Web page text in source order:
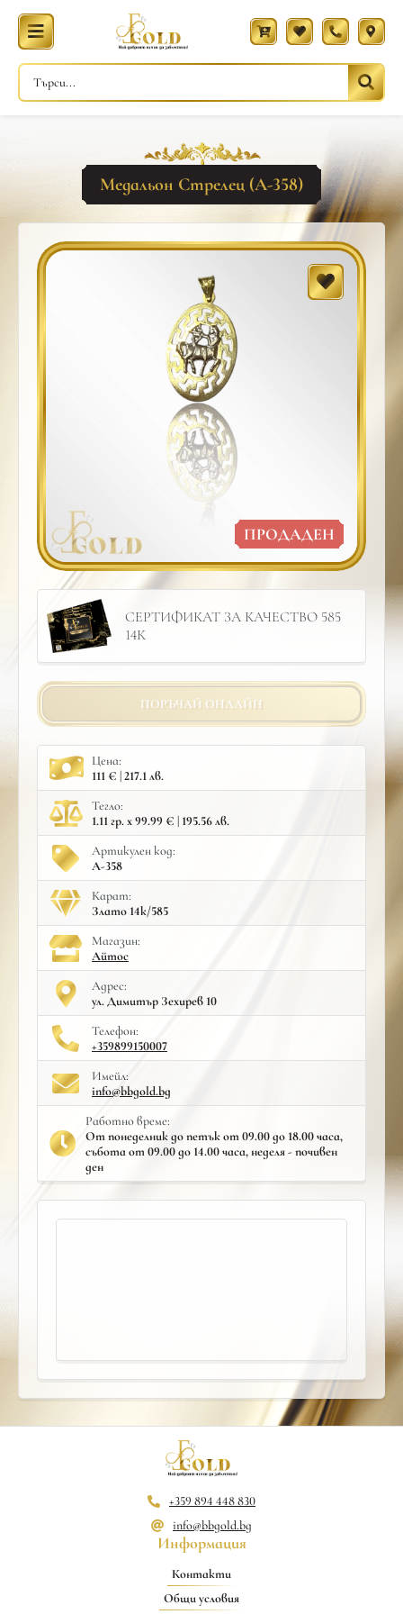
Медальон Стрелец (A-358)
ПРОДАДЕН
СЕРТИФИКАТ ЗА КАЧЕСТВО 585
14К
ПОРЪЧАЙ ОНЛАЙН
Цена:
111 € | 217.1 лв.
Тегло:
1.11 гр. x 99.99 € | 195.56 лв.
Артикулен код:
A-358
Карат:
Злато 14к/585
Mагазин:
Айтос
Адрес:
ул. Димитър Зехирев 10
Телефон:
+359899150007
Имейл:
info@bbgold.bg
Работно време:
От понеделник до петък от 09.00 до 18.00 часа,
събота от 09.00 до 14.00 часа, неделя - почивен
ден
+359 894 448 830
info@bbgold.bg
Информация
Контакти
Общи условия